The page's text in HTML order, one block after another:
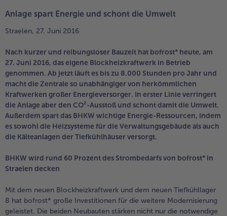
alle Gemüse
alle Fleisch
Geflügel
alle Geflügel
Fleischersatz
alle Fleischersatz
Pizza
alle Pizza
alle Snacks
alle Kartoffelprodukte
Beilagen & Saucen
alle Angebote
alle Bestseller
Online Exklusiv
alle Online Exklusiv
Länderküche
alle Länderküche
Vegetarisch & Vegan
alle Vegetarisch & Vegan
alle BIO
alle Kids-Produkte
Schoko-Genuss
alle Süßes & Desserts
Fertiges verfeinert
alle Fertiges verfeinert
Entdecke köstliche Rezepte
Anlage spart Energie und schont die Umwelt
Straelen, 27. Juni 2016
Nach kurzer und reibungsloser Bauzeit hat bofrost* heute, am
27. Juni 2016, das eigene Blockheizkraftwerk in Betrieb
genommen. Ab jetzt läuft es bis zu 8.000 Stunden pro Jahr und
macht die Zentrale so unabhängiger von herkömmlichen
Kraftwerken großer Energieversorger. In erster Linie verringert
die Anlage aber den CO²-Ausstoß und schont damit die Umwelt.
Außerdem spart das BHKW wichtige Energie-Ressourcen, indem
es sowohl die Heizsysteme für die Verwaltungsgebäude als auch
die Kälteanlagen der Tiefkühlhäuser versorgt.
BHKW wird rund 60 Prozent des Strombedarfs von bofrost* in
Straelen decken
Mit dem neuen Blockheizkraftwerk und dem neuen Tiefkühllager
8 hat bofrost* große Investitionen für die weitere Modernisierung
geleistet. Die beiden Neubauten stärken nicht nur die notwendige